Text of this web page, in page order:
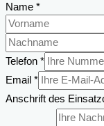
Name *
Telefon *
Email *
Einsatzortes
Anschrift des